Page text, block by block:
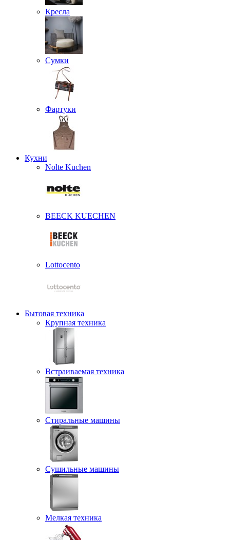
Кресла
Сумки
Фартуки
Кухни
Nolte Kuchen
BEECK KUECHEN
Lottocento
Бытовая техника
Крупная техника
Встраиваемая техника
Стиральные машины
Сушильные машины
Мелкая техника